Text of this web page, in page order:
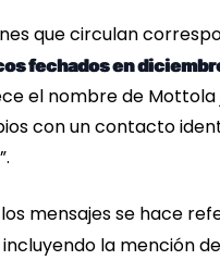
que circulan
fechados en
el nombre de Mottola
con un contacto
los mensajes se hace
la mención de